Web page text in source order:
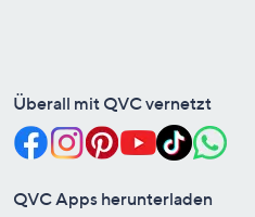
Überall mit QVC vernetzt
QVC Apps herunterladen